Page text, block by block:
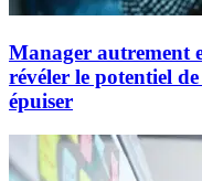
Manager autrement
révéler le potentiel
épuiser